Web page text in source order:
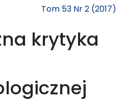
Tom 53 Nr 2 (2017)
krytyka